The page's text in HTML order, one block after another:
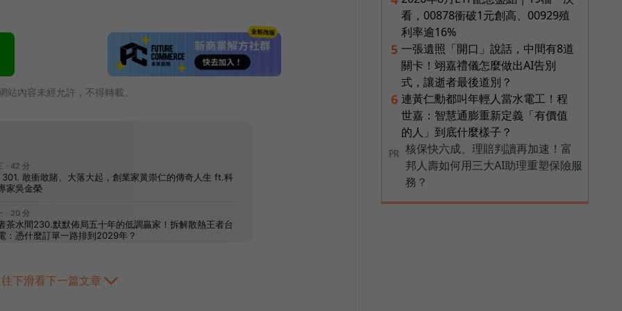
站內容未經允許，不得轉載。
往下滑看下一篇文章
看，00878衝破1元創高、00929殖
利率逾16%
5 一張遺照「開口」說話，中間有8道
關卡！翊嘉禮儀怎麼做出AI告別
式，讓逝者最後道別？
6 連黃仁勳都叫年輕人當水電工！程
世嘉：智慧通膨重新定義「有價值
的人」到底什麼樣子？
PR
核保快六成、理賠判讀再加速！富
邦人壽如何用三大AI助理重塑保險服
務？